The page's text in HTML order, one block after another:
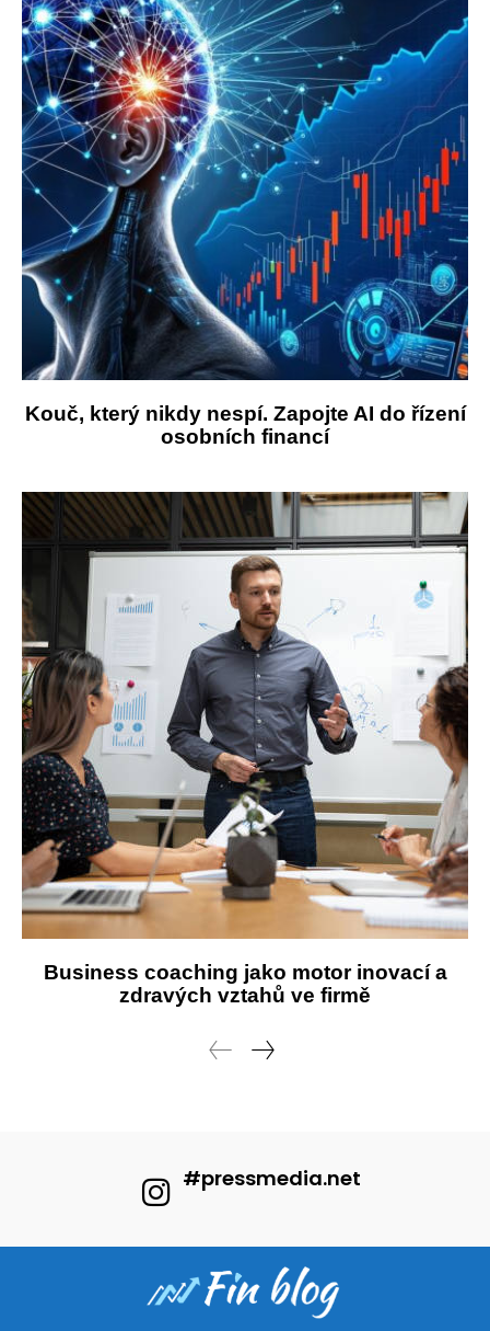
Kouč, který nikdy nespí. Zapojte AI do řízení
osobních financí
Business coaching jako motor inovací a
zdravých vztahů ve firmě
#pressmedia.net